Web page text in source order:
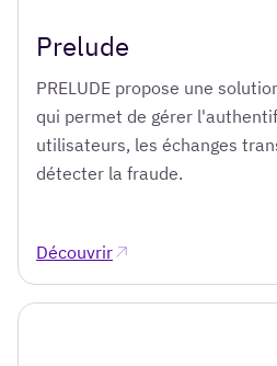
Prelude
PRELUDE propose une
qui permet de gérer
utilisateurs, les échanges
détecter la fraude.
Découvrir